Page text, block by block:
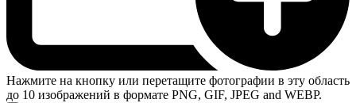
Нажмите на кнопку или перетащите фотографии в эту область
до 10 изображений в формате PNG, GIF, JPEG and WEBP.